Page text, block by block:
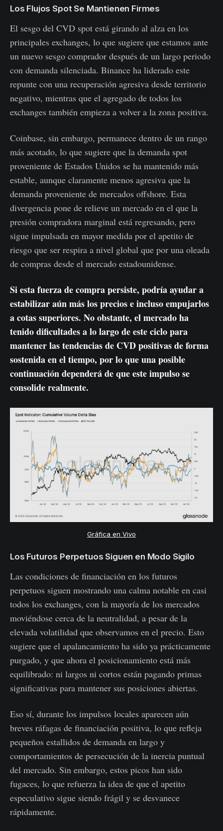
Los Flujos Spot Se Mantienen Firmes
El sesgo del CVD spot está girando al alza en los
principales exchanges, lo que sugiere que estamos ante
un nuevo sesgo comprador después de un largo periodo
con demanda silenciada. Binance ha liderado este
repunte con una recuperación agresiva desde territorio
negativo, mientras que el agregado de todos los
exchanges también empieza a volver a la zona positiva.
Coinbase, sin embargo, permanece dentro de un rango
más acotado, lo que sugiere que la demanda spot
proveniente de Estados Unidos se ha mantenido más
estable, aunque claramente menos agresiva que la
demanda proveniente de mercados offshore. Esta
divergencia pone de relieve un mercado en el que la
presión compradora marginal está regresando, pero
sigue impulsada en mayor medida por el apetito de
riesgo que ser respira a nivel global que por una oleada
de compras desde el mercado estadounidense.
Si esta fuerza de compra persiste, podría ayudar a
estabilizar aún más los precios e incluso empujarlos
a cotas superiores. No obstante, el mercado ha
tenido dificultades a lo largo de este ciclo para
mantener las tendencias de CVD positivas de forma
sostenida en el tiempo, por lo que una posible
continuación dependerá de que este impulso se
consolide realmente.
Gráfica en Vivo
Los Futuros Perpetuos Siguen en Modo Sigilo
Las condiciones de financiación en los futuros
perpetuos siguen mostrando una calma notable en casi
todos los exchanges, con la mayoría de los mercados
moviéndose cerca de la neutralidad, a pesar de la
elevada volatilidad que observamos en el precio. Esto
sugiere que el apalancamiento ha sido ya prácticamente
purgado, y que ahora el posicionamiento está más
equilibrado: ni largos ni cortos están pagando primas
significativas para mantener sus posiciones abiertas.
Eso sí, durante los impulsos locales aparecen aún
breves ráfagas de financiación positiva, lo que refleja
pequeños estallidos de demanda en largo y
comportamientos de persecución de la inercia puntual
del mercado. Sin embargo, estos picos han sido
fugaces, lo que refuerza la idea de que el apetito
especulativo sigue siendo frágil y se desvanece
rápidamente.